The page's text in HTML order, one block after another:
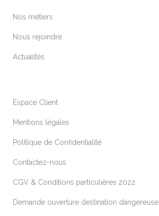
Nos métiers
Nous rejoindre
Actualités
Espace Client
Mentions légales
Politique de Confidentialité
Contactez-nous
CGV & Conditions particulières 2022
Demande ouverture destination dangereuse